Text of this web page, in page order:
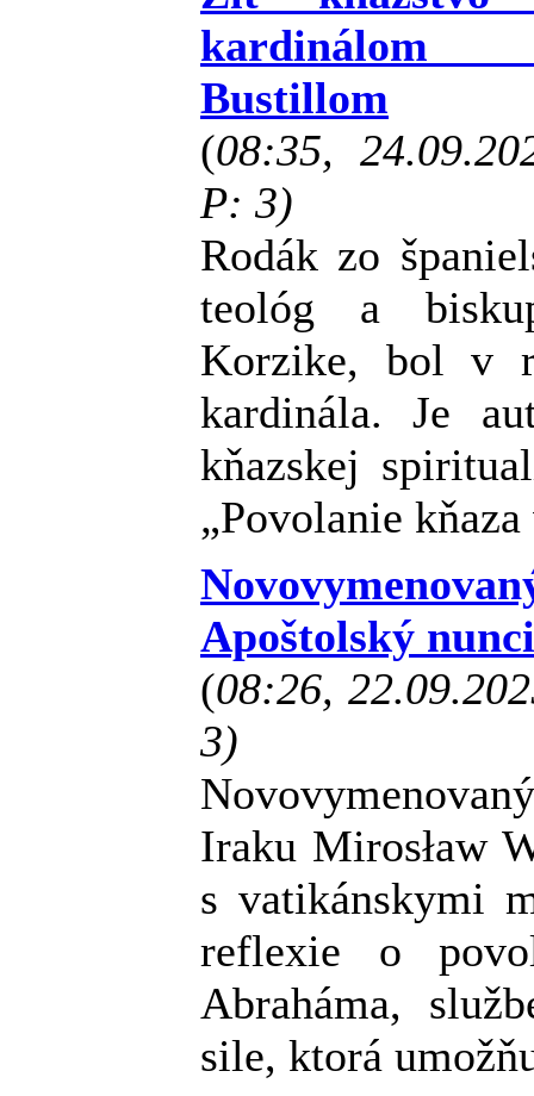
kardinálom
Bustillom
(08:35,
P: 3)
Rodák zo
teológ a
Korzike, bol v
kardinála. Je
kňazskej
„Povolanie
Apoštolský
(08:26,
3)
Iraku Mirosław
s vatikánskymi
reflexie o
Abraháma,
sile, ktorá